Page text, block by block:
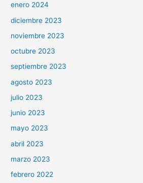
enero 2024
diciembre 2023
noviembre 2023
octubre 2023
septiembre 2023
agosto 2023
julio 2023
junio 2023
mayo 2023
abril 2023
marzo 2023
febrero 2022